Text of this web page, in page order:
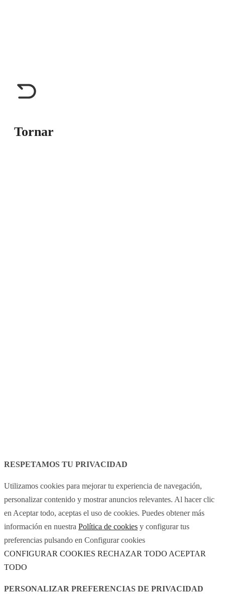
Tornar
RESPETAMOS TU PRIVACIDAD
Utilizamos cookies para mejorar tu experiencia de navegación,
personalizar contenido y mostrar anuncios relevantes. Al hacer clic
en Aceptar todo, aceptas el uso de cookies. Puedes obtener más
información en nuestra Política de cookies y configurar tus
preferencias pulsando en Configurar cookies
CONFIGURAR COOKIES RECHAZAR TODO ACEPTAR
TODO
PERSONALIZAR PREFERENCIAS DE PRIVACIDAD